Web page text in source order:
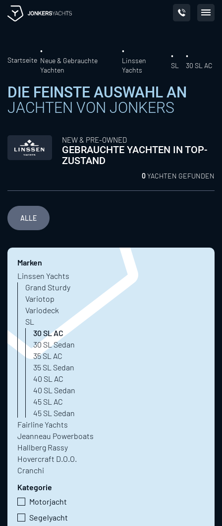
Skip
Startseite Neue & Gebrauchte
Yachten
Linssen
Yachts
SL 30 SL AC
DIE FEINSTE AUSWAHL AN
JACHTEN VON JONKERS
NEW & PRE-OWNED
GEBRAUCHTE YACHTEN IN TOP-
ZUSTAND
0YACHTEN GEFUNDEN
ALLE
Marken
Linssen Yachts
Grand Sturdy
Variotop
Variodeck
SL
30 SL AC
30 SL Sedan
35 SL AC
35 SL Sedan
40 SL AC
40 SL Sedan
45 SL AC
45 SL Sedan
Fairline Yachts
Jeanneau Powerboats
Hallberg Rassy
Hovercraft D.O.O.
Cranchi
Kategorie
Motorjacht
Segelyacht